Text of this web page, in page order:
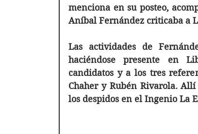
menciona en su posteo,
Aníbal Fernández criticaba a
Las actividades de
haciéndose presente en
candidatos y a los tres
Chaher y Rubén Rivarola.
los despidos en el Ingenio La